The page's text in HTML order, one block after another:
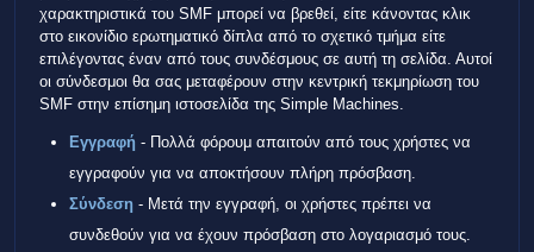
χαρακτηριστικά του SMF μπορεί να βρεθεί, είτε κάνοντας κλικ
στο εικονίδιο ερωτηματικό δίπλα από το σχετικό τμήμα είτε
επιλέγοντας έναν από τους συνδέσμους σε αυτή τη σελίδα. Αυτοί
οι σύνδεσμοι θα σας μεταφέρουν στην κεντρική τεκμηρίωση του
SMF στην επίσημη ιστοσελίδα της Simple Machines.
Εγγραφή - Πολλά φόρουμ απαιτούν από τους χρήστες να
εγγραφούν για να αποκτήσουν πλήρη πρόσβαση.
Σύνδεση - Μετά την εγγραφή, οι χρήστες πρέπει να
συνδεθούν για να έχουν πρόσβαση στο λογαριασμό τους.